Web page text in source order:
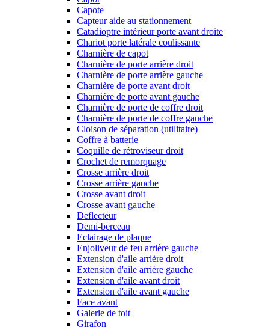
Capote
Capteur aide au stationnement
Catadioptre intérieur porte avant droite
Chariot porte latérale coulissante
Charnière de capot
Charnière de porte arrière droit
Charnière de porte arrière gauche
Charnière de porte avant droit
Charnière de porte avant gauche
Charnière de porte de coffre droit
Charnière de porte de coffre gauche
Cloison de séparation (utilitaire)
Coffre à batterie
Coquille de rétroviseur droit
Crochet de remorquage
Crosse arrière droit
Crosse arrière gauche
Crosse avant droit
Crosse avant gauche
Deflecteur
Demi-berceau
Eclairage de plaque
Enjoliveur de feu arrière gauche
Extension d'aile arrière droit
Extension d'aile arrière gauche
Extension d'aile avant droit
Extension d'aile avant gauche
Face avant
Galerie de toit
Girafon